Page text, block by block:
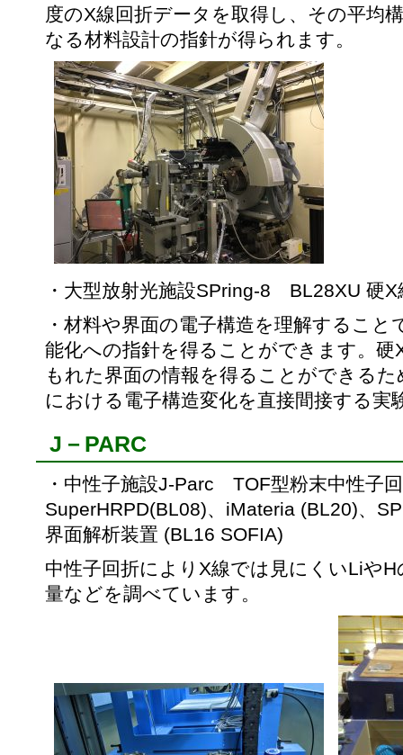
度のX線回折データを取得し、その平均
なる材料設計の指針が得られます。
・大型放射光施設SPring-8 BL28XU 硬X
・材料や界面の電子構造を理解すること
能化への指針を得ることができます。
もれた界面の情報を得ることができる
における電子構造変化を直接間接する実
J－PARC
・中性子施設J-Parc TOF型粉末中性子
SuperHRPD(BL08)、iMateria (BL20)、
界面解析装置 (BL16 SOFIA)
中性子回折によりX線では見にくいLiや
量などを調べています。